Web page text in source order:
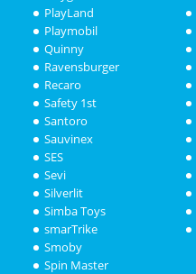
PlayLand
Playmobil
Quinny
Ravensburger
Recaro
Safety 1st
Santoro
Sauvinex
SES
Sevi
Silverlit
Simba Toys
smarTrike
Smoby
Spin Master